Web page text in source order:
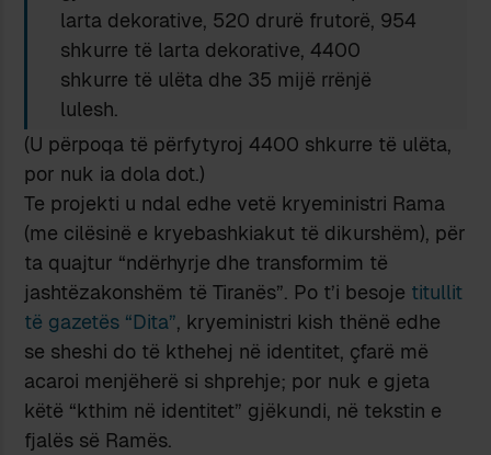
larta dekorative, 520 drurë frutorë, 954
shkurre të larta dekorative, 4400
shkurre të ulëta dhe 35 mijë rrënjë
lulesh.
(U përpoqa të përfytyroj 4400 shkurre të ulëta,
por nuk ia dola dot.)
Te projekti u ndal edhe vetë kryeministri Rama
(me cilësinë e kryebashkiakut të dikurshëm), për
ta quajtur “ndërhyrje dhe transformim të
jashtëzakonshëm të Tiranës”. Po t’i besoje titullit
të gazetës “Dita”, kryeministri kish thënë edhe
se sheshi do të kthehej në identitet, çfarë më
acaroi menjëherë si shprehje; por nuk e gjeta
këtë “kthim në identitet” gjëkundi, në tekstin e
fjalës së Ramës.